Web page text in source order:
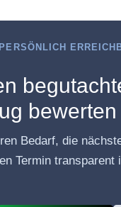
Bedarf, die
Termin transparent